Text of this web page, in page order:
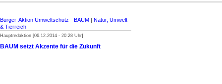
Bürger-Aktion Umweltschutz - BAUM | Natur, Umwelt
& Tierreich
Hauptredaktion [06.12.2014 - 20:28 Uhr]
BAUM setzt Akzente für die Zukunft